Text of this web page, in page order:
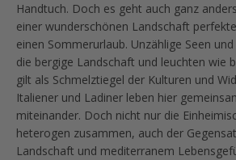
Handtuch. Doch es geht auch ganz
einer wunderschönen Landschaft
einen Sommerurlaub. Unzählige Seen
die bergige Landschaft und leuchten wie
gilt als Schmelztiegel der Kulturen und
Italiener und Ladiner leben hier
miteinander. Doch nicht nur die
heterogen zusammen, auch der
Landschaft und mediterranem